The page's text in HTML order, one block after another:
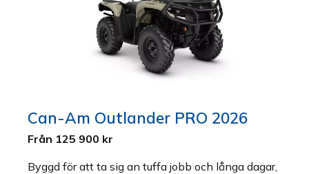
Can-Am Outlander PRO 2026
Från 125 900 kr
Byggd för att ta sig an tuffa jobb och långa dagar,